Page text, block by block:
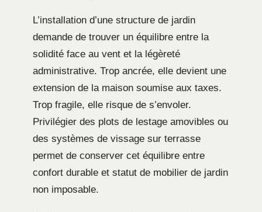
L’installation d’une structure de jardin
demande de trouver un équilibre entre la
solidité face au vent et la légèreté
administrative. Trop ancrée, elle devient une
extension de la maison soumise aux taxes.
Trop fragile, elle risque de s’envoler.
Privilégier des plots de lestage amovibles ou
des systèmes de vissage sur terrasse
permet de conserver cet équilibre entre
confort durable et statut de mobilier de jardin
non imposable.